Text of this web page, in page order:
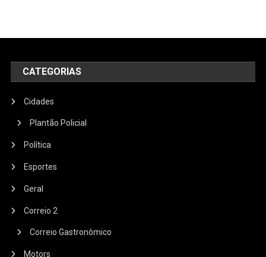
CATEGORIAS
Cidades
Plantão Policial
Política
Esportes
Geral
Correio 2
Correio Gastronômico
Motors